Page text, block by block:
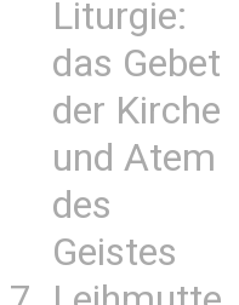
Liturgie:
das Gebet
der Kirche
und Atem
des
Geistes